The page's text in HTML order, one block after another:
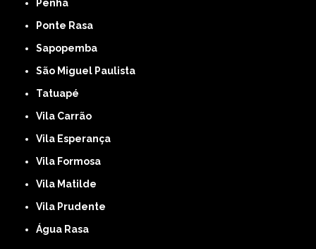
Penha
Ponte Rasa
Sapopemba
São Miguel Paulista
Tatuapé
Vila Carrão
Vila Esperança
Vila Formosa
Vila Matilde
Vila Prudente
Água Rasa